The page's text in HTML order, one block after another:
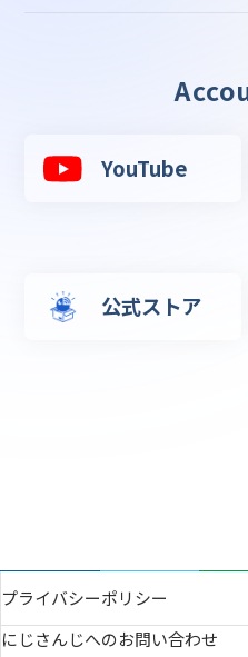
YouTube
公式ストア
プライバシーポリシー
にじさんじへのお問い合わせ